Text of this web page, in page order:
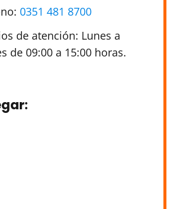
0351 481 8700
de atención: Lunes a
de 09:00 a 15:00 horas.
: